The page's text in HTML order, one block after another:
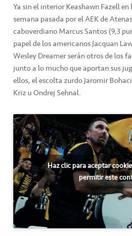
Ya sin el interior Keashawn Fazell
semana pasada por el AEK de
caboverdiano Marcus Santos (9,3
papel de los americanos Jacquan
Wesley Dreamer serán otros de los
junto a lo mucho que aportan sus
ellos, el escolta zurdo Jaromir
Kriz u Ondrej Sehnal.
Haz clic para aceptar
permitir este